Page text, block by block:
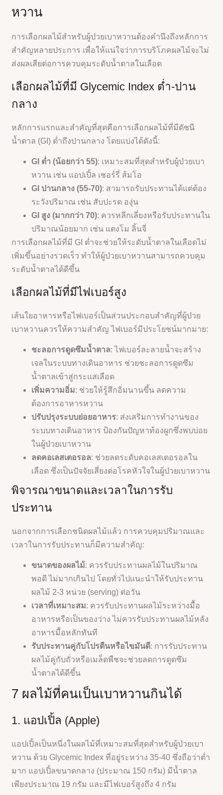
หวาน
การเลือกผลไม้สำหรับผู้ป่วยเบาหวานต้องคำนึงถึงหลักการ
สำคัญหลายประการ เพื่อให้แน่ใจว่าการบริโภคผลไม้จะไม่
ส่งผลเสียต่อการควบคุมระดับน้ำตาลในเลือด
เลือกผลไม้ที่มี Glycemic Index ต่ำ-ปาน
กลาง
หลักการแรกและสำคัญที่สุดคือการเลือกผลไม้ที่มีดัชนี
น้ำตาล (GI) ต่ำถึงปานกลาง โดยแบ่งได้ดังนี้:
GI ต่ำ (น้อยกว่า 55): เหมาะสมที่สุดสำหรับผู้ป่วยเบา
หวาน เช่น แอปเปิ้ล เชอร์รี่ ส้มโอ
GI ปานกลาง (55-70): สามารถรับประทานได้แต่ต้อง
ระวังปริมาณ เช่น สับปะรด องุ่น
GI สูง (มากกว่า 70): ควรหลีกเลี่ยงหรือรับประทานใน
ปริมาณน้อยมาก เช่น แตงโม ลิ้นจี่
การเลือกผลไม้ที่มี GI ต่ำจะช่วยให้ระดับน้ำตาลในเลือดไม่
เพิ่มขึ้นอย่างรวดเร็ว ทำให้ผู้ป่วยเบาหวานสามารถควบคุม
ระดับน้ำตาลได้ดีขึ้น
เลือกผลไม้ที่มีไฟเบอร์สูง
เส้นใยอาหารหรือไฟเบอร์เป็นส่วนประกอบสำคัญที่ผู้ป่วย
เบาหวานควรให้ความสำคัญ ไฟเบอร์มีประโยชน์มากมาย:
ชะลอการดูดซึมน้ำตาล: ไฟเบอร์ละลายน้ำจะสร้าง
เจลในระบบทางเดินอาหาร ช่วยชะลอการดูดซึม
น้ำตาลเข้าสู่กระแสเลือด
เพิ่มความอิ่ม: ช่วยให้รู้สึกอิ่มนานขึ้น ลดความ
ต้องการอาหารหวาน
ปรับปรุงระบบย่อยอาหาร: ส่งเสริมการทำงานของ
ระบบทางเดินอาหาร ป้องกันปัญหาท้องผูกซึ่งพบบ่อย
ในผู้ป่วยเบาหวาน
ลดคอเลสเตอรอล: ช่วยลดระดับคอเลสเตอรอลใน
เลือด ซึ่งเป็นปัจจัยเสี่ยงต่อโรคหัวใจในผู้ป่วยเบาหวาน
พิจารณาขนาดและเวลาในการรับ
ประทาน
นอกจากการเลือกชนิดผลไม้แล้ว การควบคุมปริมาณและ
เวลาในการรับประทานก็มีความสำคัญ:
ขนาดของผลไม้: ควรรับประทานผลไม้ในปริมาณ
พอดี ไม่มากเกินไป โดยทั่วไปแนะนำให้รับประทาน
ผลไม้ 2-3 หน่วย (serving) ต่อวัน
เวลาที่เหมาะสม: ควรรับประทานผลไม้ระหว่างมื้อ
อาหารหรือเป็นของว่าง ไม่ควรรับประทานผลไม้หลัง
อาหารมื้อหลักทันที
รับประทานคู่กับโปรตีนหรือไขมันดี: การรับประทาน
ผลไม้คู่กับถั่วหรือเมล็ดพืชจะช่วยลดการดูดซึม
น้ำตาลได้ดีขึ้น
7 ผลไม้ที่คนเป็นเบาหวานกินได้
1. แอปเปิ้ล (Apple)
แอปเปิ้ลเป็นหนึ่งในผลไม้ที่เหมาะสมที่สุดสำหรับผู้ป่วยเบา
หวาน ด้วย Glycemic Index ที่อยู่ระหว่าง 35-40 ซึ่งถือว่าต่ำ
มาก แอปเปิ้ลขนาดกลาง (ประมาณ 150 กรัม) มีน้ำตาล
เพียงประมาณ 19 กรัม และมีไฟเบอร์สูงถึง 4 กรัม